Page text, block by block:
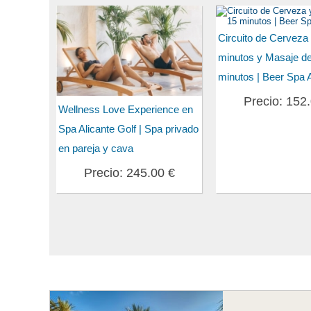
Wellness Love Experience en
Spa Alicante Golf | Spa privado
en pareja y cava
Precio: 245.00 €
Circuito de Cerveza
minutos y Masaje
minutos | Beer Spa
Precio: